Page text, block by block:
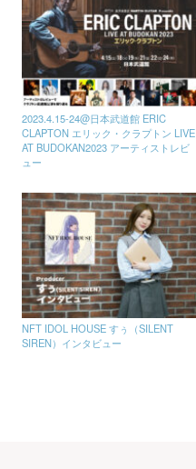
2023.4.15-24@日本武道館 ERIC
CLAPTON エリック・クラプトン LIVE
AT BUDOKAN2023 アーティストレビ
ュー
NFT IDOL HOUSE すぅ（SILENT
SIREN）インタビュー